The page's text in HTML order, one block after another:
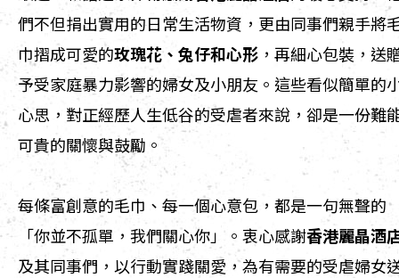
們不但捐出實用的日常生活物資，更由同事們親手將
巾摺成可愛的玫瑰花、兔仔和心形 ，再細心包裝，送
予受家庭暴力影響的婦女及小朋友。這些看似簡單的
心思，對正經歷人生低谷的受虐者來說，卻是一份難
可貴的關懷與鼓勵。
每條富創意的毛巾、每一個心意包，都是一句無聲的
「你並不孤單，我們關心你」。衷心感謝香港麗晶酒
及其同事們，以行動實踐關愛，為有需要的受虐婦女